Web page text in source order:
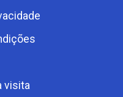
visita